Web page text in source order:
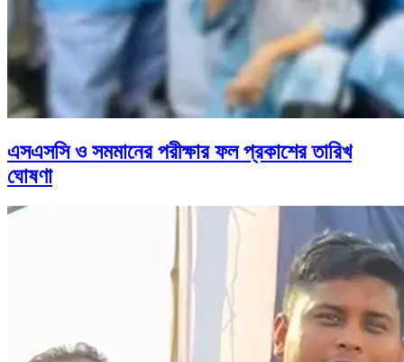
এসএসসি ও সমমানের পরীক্ষার ফল প্রকাশের তারিখ
ঘোষণা